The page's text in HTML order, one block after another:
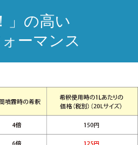
」の高い
ーマンス